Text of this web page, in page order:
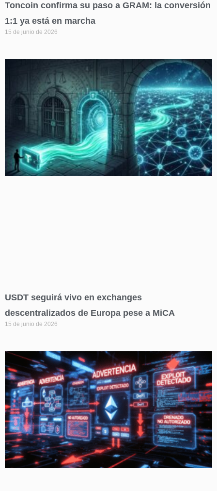
Toncoin confirma su paso a GRAM: la conversión
1:1 ya está en marcha
15 de junio de 2026
USDT seguirá vivo en exchanges
descentralizados de Europa pese a MiCA
15 de junio de 2026